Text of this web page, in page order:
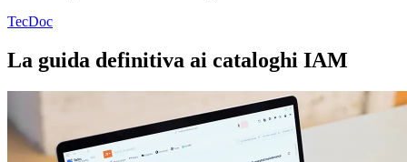
TecDoc
La guida definitiva ai cataloghi IAM